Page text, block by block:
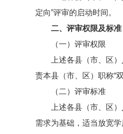
定向”评审的启动时间。
二、评审权限及标准
（一）评审权限
上述各县（市、区
责本县（市、区）职称“
（二）评审标准
上述各县（市、区
需求为基础，适当放宽